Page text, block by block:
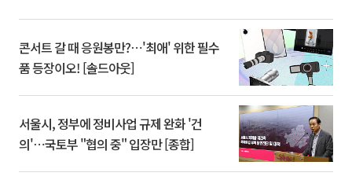
콘서트 갈 때 응원봉만?⋯'최애' 위한 필수
품 등장이오! [솔드아웃]
서울시, 정부에 정비사업 규제 완화 '건
의'⋯국토부 "협의 중" 입장만 [종합]